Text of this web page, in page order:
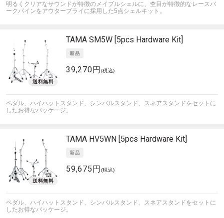
明るくクリアなサウンドが特徴のメイプルシェルに、杢目が特徴的なレースバ
ークパインをアウタープライに採用した5点シェルキット。
TAMA SM5W [5pcs Hardware Kit]
39,270円 (税込)
ペダル、ハイハットスタンド、シンバルスタンド、スネアスタンドをセットに
したお得なパッケージ。
TAMA HV5WN [5pcs Hardware Kit]
59,675円 (税込)
ペダル、ハイハットスタンド、シンバルスタンド、スネアスタンドをセットに
したお得なパッケージ。